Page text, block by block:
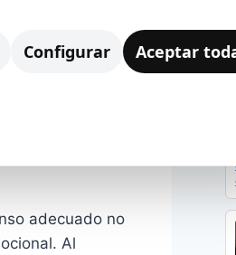
a
como
de acostarse
pero tienen
adecuado no
Al
Configurar Aceptar